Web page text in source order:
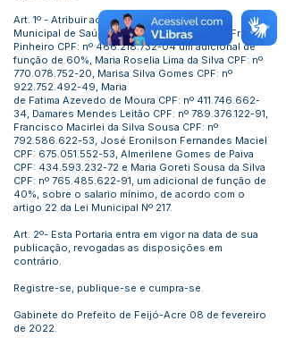
Art. 1º - Atribuir aos Servidores da Secretaria
Municipal de Saúde Maria Lucenilda Oliveira Freitas
Pinheiro CPF: nº 466.218.732-04um adicional de
função de 60%, Maria Roselia Lima da Silva CPF: nº
770.078.752-20, Marisa Silva Gomes CPF: nº
922.752.492-49, Maria
de Fatima Azevedo de Moura CPF: nº 411.746.662-
34, Damares Mendes Leitão CPF: nº 789.376.122-91,
Francisco Macirlei da Silva Sousa CPF: nº
792.586.622-53, José Eronilson Fernandes Maciel
CPF: 675.051.552-53, Almerilene Gomes de Paiva
CPF: 434.593.232-72 e Maria Goreti Sousa da Silva
CPF: nº 765.485.622-91, um adicional de função de
40%, sobre o salario mínimo, de acordo com o
artigo 22 da Lei Municipal Nº 217.
Art. 2º- Esta Portaria entra em vigor na data de sua
publicação, revogadas as disposições em
contrário.
Registre-se, publique-se e cumpra-se.
Gabinete do Prefeito de Feijó-Acre 08 de fevereiro
de 2022.